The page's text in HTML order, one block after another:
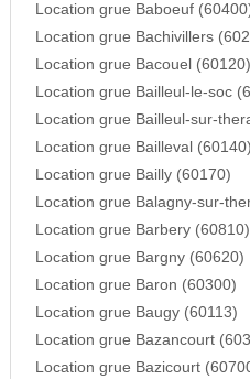
Location grue Baboeuf
Location grue Bachivillers
Location grue Bacouel (60120)
Location grue Bailleul-le-soc
Location grue Bailleul-sur-
Location grue Bailleval (60140)
Location grue Bailly (60170)
Location grue Balagny-sur-
Location grue Barbery (60810)
Location grue Bargny (60620)
Location grue Baron (60300)
Location grue Baugy (60113)
Location grue Bazancourt
Location grue Bazicourt